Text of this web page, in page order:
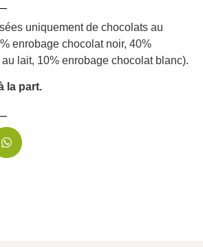
uniquement de chocolats au
enrobage chocolat noir, 40%
lait, 10% enrobage chocolat blanc).
la part.